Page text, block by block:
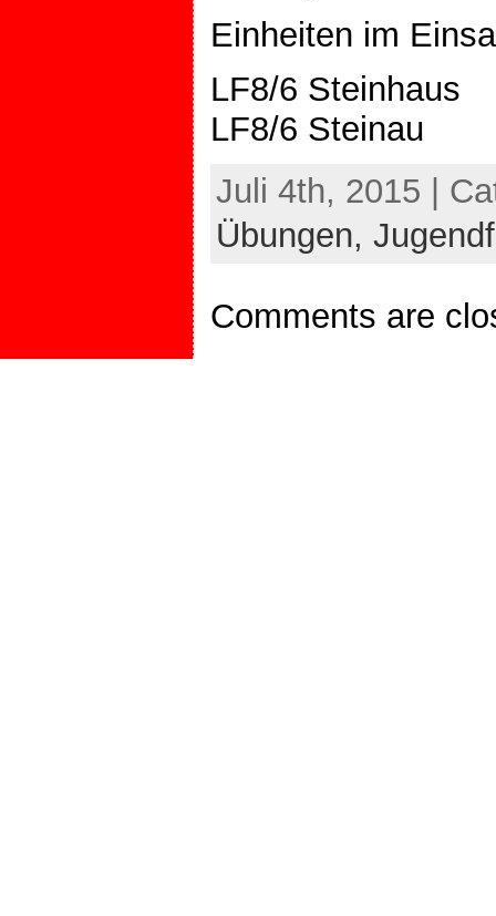
Einheiten im
LF8/6 Steinhaus
LF8/6 Steinau
Juli 4th, 2015 |
Übungen,
Comments are